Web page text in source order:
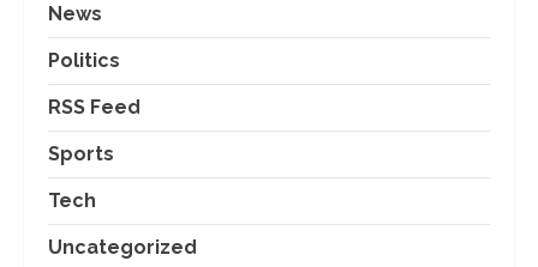
News
Politics
RSS Feed
Sports
Tech
Uncategorized